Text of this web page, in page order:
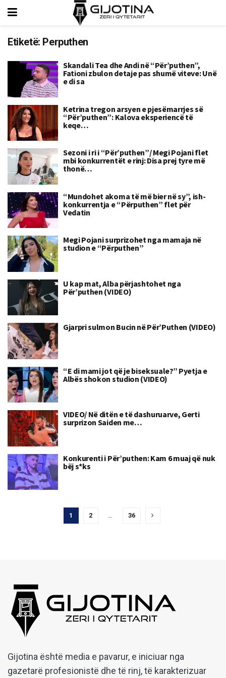
Etiketë: Perputhen
Skandali Tea dhe Andi në “Për’puthen”,
Fationi zbulon detaje pas shumë viteve: Unë
e di sa
Ketrina tregon arsyen e pjesëmarrjes së
“Për’puthen”: Kalova eksperiencë të
keqe…
Sezoni i ri i “Për’puthen”/ Megi Pojani flet
mbi konkurrentët e rinj: Disa prej tyre më
thonë…
“Mundohet akoma të më bier në sy”, ish-
konkurrentja e “Përputhen” flet për
Vedatin
Megi Pojani surprizohet nga mamaja në
studion e “Përputhen”
U kap mat, Alba përjashtohet nga
Për’puthen (VIDEO)
Gjarpri sulmon Bucin në Për’Puthen (VIDEO)
“E di mami jot që je biseksuale?” Pyetja e
Albës shokon studion (VIDEO)
VIDEO/ Në ditën e të dashuruarve, Gerti
surprizon Saiden me…
Konkurenti i Për’puthen: Kam 6 muaj që nuk
bëj s*ks
1 2 … 36
Gijotina është media e pavarur, e iniciuar nga
gazetarë profesionistë dhe të rinj, të karakterizuar